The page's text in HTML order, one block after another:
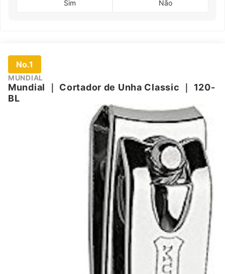
Sim Não
No.1
MUNDIAL
Mundial Cortador de Unha Classic
120-
BL